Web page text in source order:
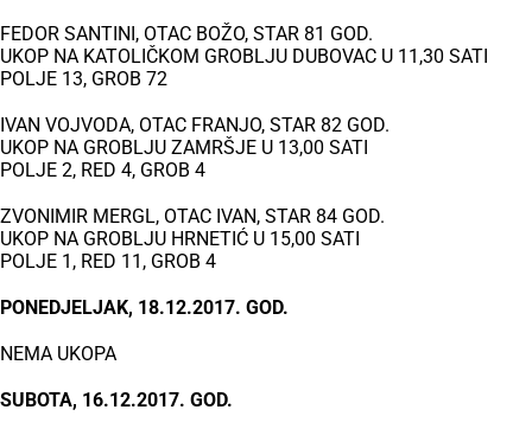
FEDOR SANTINI, OTAC BOŽO, STAR 81 GOD.
UKOP NA KATOLIČKOM GROBLJU DUBOVAC U 11,30 SATI
POLJE 13, GROB 72
IVAN VOJVODA, OTAC FRANJO, STAR 82 GOD.
UKOP NA GROBLJU ZAMRŠJE U 13,00 SATI
POLJE 2, RED 4, GROB 4
ZVONIMIR MERGL, OTAC IVAN, STAR 84 GOD.
UKOP NA GROBLJU HRNETIĆ U 15,00 SATI
POLJE 1, RED 11, GROB 4
PONEDJELJAK, 18.12.2017. GOD.
NEMA UKOPA
SUBOTA, 16.12.2017. GOD.